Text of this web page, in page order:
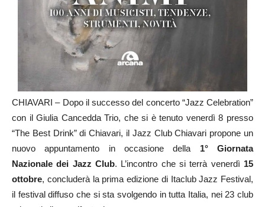
CHIAVARI – Dopo il successo del concerto “Jazz Celebration”
con il Giulia Cancedda Trio, che si è tenuto venerdì 8 presso
“The Best Drink” di Chiavari, il Jazz Club Chiavari propone un
nuovo appuntamento in occasione della 1° Giornata
Nazionale dei Jazz Club. L’incontro che si terrà venerdì 15
ottobre, concluderà la prima edizione di Itaclub Jazz Festival,
il festival diffuso che si sta svolgendo in tutta Italia, nei 23 club